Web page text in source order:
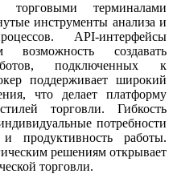
терминалами
инструменты анализа и
API-интерфейсы
возможность создавать
подключенных к
поддерживает широкий
что делает платформу
торговли. Гибкость
потребности
продуктивность работы.
решениям открывает
торговли.